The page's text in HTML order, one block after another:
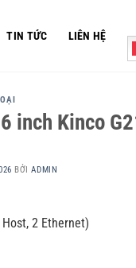
TIN TỨC
LIÊN HỆ
inch Kinco
BỞIADMIN
2 Ethernet)